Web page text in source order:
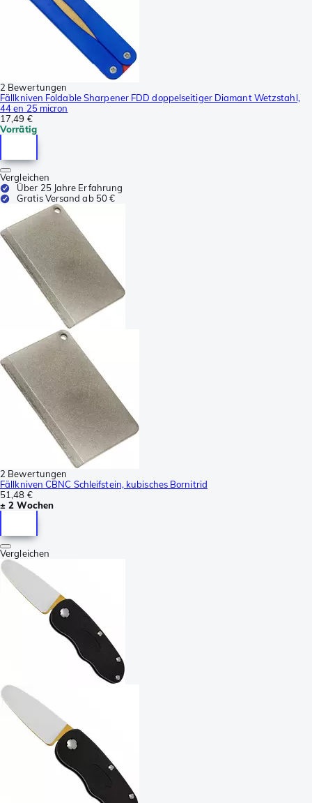
2 Bewertungen
Fällkniven Foldable Sharpener FDD doppelseitiger Diamant Wetzstahl,
44 en 25 micron
17,49 €
Vorrätig
Vergleichen
Über 25 Jahre Erfahrung
Gratis Versand ab 50 €
2 Bewertungen
Fällkniven CBNC Schleifstein, kubisches Bornitrid
51,48 €
± 2 Wochen
Vergleichen